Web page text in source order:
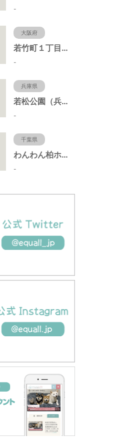
-
大阪府
若竹町１丁目第３公園（大阪府豊中市）
-
兵庫県
若松公園（兵庫県神戸市）
-
千葉県
わんわん柏ホームビレッジ（老犬ホーム・老犬ホテル）
-